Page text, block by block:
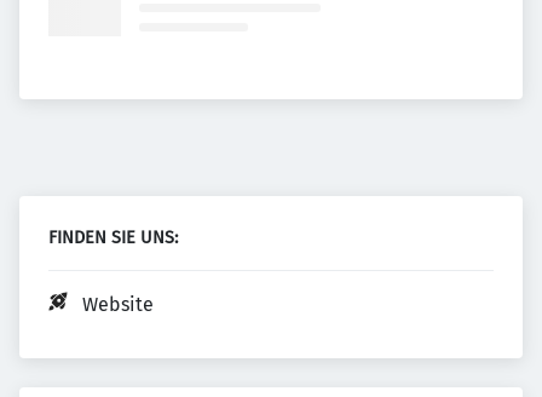
FINDEN SIE UNS:
Website